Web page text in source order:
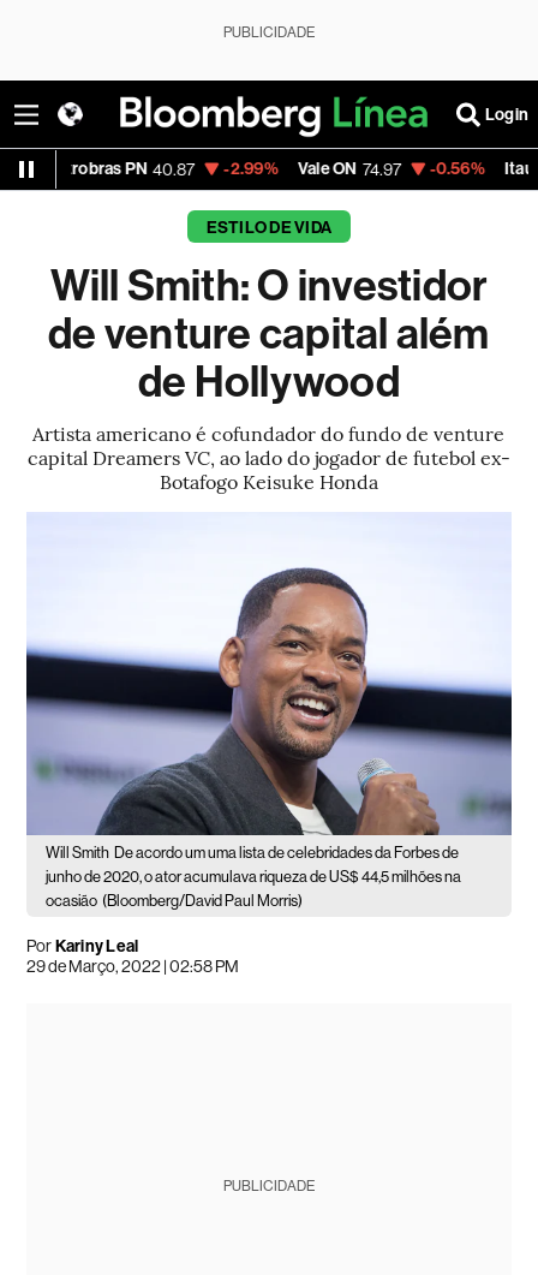
PUBLICIDADE
Login
40.87 -2.99% Vale ON 74.97 -0.56% Itaú PN 40.75
ESTILO DE VIDA
Will Smith: O investidor
de venture capital além
de Hollywood
Artista americano é cofundador do fundo de venture
capital Dreamers VC, ao lado do jogador de futebol ex-
Botafogo Keisuke Honda
Will Smith De acordo um uma lista de celebridades da Forbes de
junho de 2020, o ator acumulava riqueza de US$ 44,5 milhões na
ocasião (Bloomberg/David Paul Morris)
PorKariny Leal
29 de Março, 2022 | 02:58 PM
PUBLICIDADE